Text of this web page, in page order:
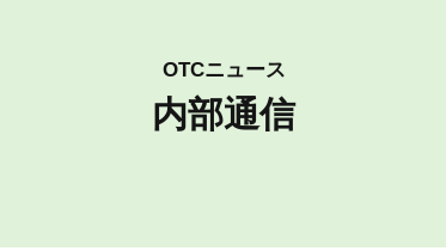
OTCニュース
内部通信